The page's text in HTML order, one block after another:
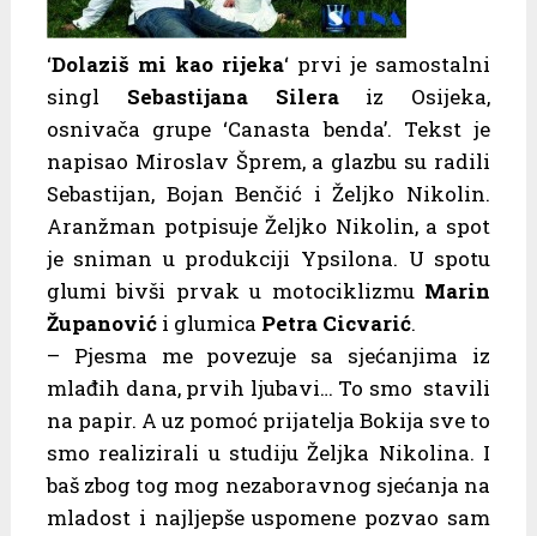
‘Dolaziš mi kao rijeka‘ prvi je samostalni
singl Sebastijana Sileraiz Osijeka,
osnivača grupe ‘Canasta benda’. Tekst je
napisao Miroslav Šprem, a glazbu su radili
Sebastijan, Bojan Benčić i Željko Nikolin.
Aranžman potpisuje Željko Nikolin, a spot
je sniman u produkciji Ypsilona. U spotu
glumi bivši prvak u motociklizmu Marin
Županovići glumica Petra Cicvarić.
– Pjesma me povezuje sa sjećanjima iz
mlađih dana, prvih ljubavi… To smo stavili
na papir. A uz pomoć prijatelja Bokija sve to
smo realizirali u studiju Željka Nikolina. I
baš zbog tog mog nezaboravnog sjećanja na
mladost i najljepše uspomene pozvao sam